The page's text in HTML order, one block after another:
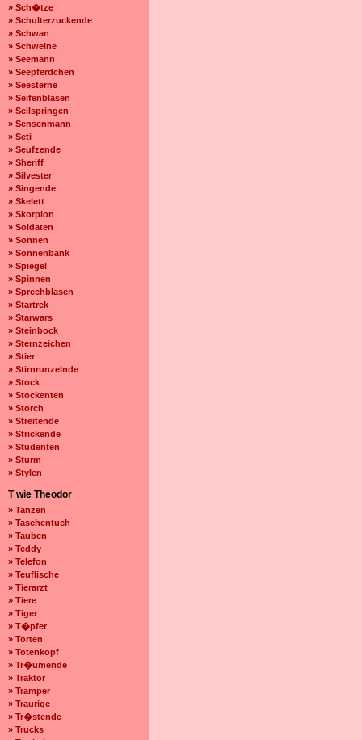
» Sch�tze
» Schulterzuckende
» Schwan
» Schweine
» Seemann
» Seepferdchen
» Seesterne
» Seifenblasen
» Seilspringen
» Sensenmann
» Seti
» Seufzende
» Sheriff
» Silvester
» Singende
» Skelett
» Skorpion
» Soldaten
» Sonnen
» Sonnenbank
» Spiegel
» Spinnen
» Sprechblasen
» Startrek
» Starwars
» Steinbock
» Sternzeichen
» Stier
» Stirnrunzelnde
» Stock
» Stockenten
» Storch
» Streitende
» Strickende
» Studenten
» Sturm
» Stylen
T wie Theodor
» Tanzen
» Taschentuch
» Tauben
» Teddy
» Telefon
» Teuflische
» Tierarzt
» Tiere
» Tiger
» T�pfer
» Torten
» Totenkopf
» Tr�umende
» Traktor
» Tramper
» Traurige
» Tr�stende
» Trucks